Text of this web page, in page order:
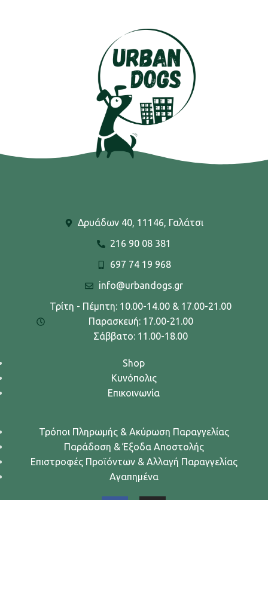
Δρυάδων 40, 11146, Γαλάτσι
216 90 08 381
697 74 19 968
info@urbandogs.gr
Τρίτη - Πέμπτη: 10.00-14.00 & 17.00-21.00
Παρασκευή: 17.00-21.00
Σάββατο: 11.00-18.00
Shop
Κυνόπολις
Επικοινωνία
Τρόποι Πληρωμής & Ακύρωση Παραγγελίας
Παράδοση & Έξοδα Αποστολής
Επιστροφές Προϊόντων & Αλλαγή Παραγγελίας
Αγαπημένα